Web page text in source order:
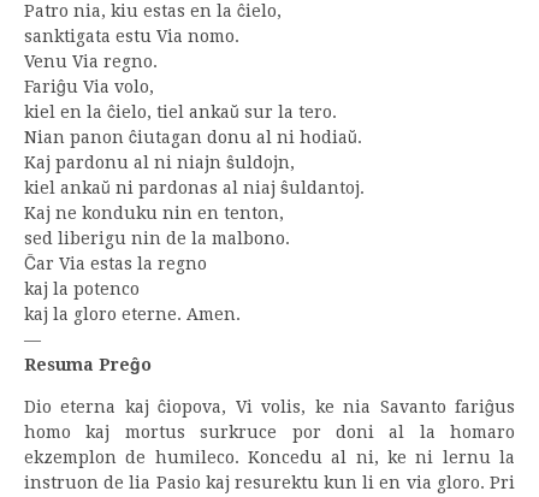
Patro nia, kiu estas en la ĉielo,
sanktigata estu Via nomo.
Venu Via regno.
Fariĝu Via volo,
kiel en la ĉielo, tiel ankaŭ sur la tero.
Nian panon ĉiutagan donu al ni hodiaŭ.
Kaj pardonu al ni niajn ŝuldojn,
kiel ankaŭ ni pardonas al niaj ŝuldantoj.
Kaj ne konduku nin en tenton,
sed liberigu nin de la malbono.
Ĉar Via estas la regno
kaj la potenco
kaj la gloro eterne. Amen.
—
Resuma Preĝo
Dio eterna kaj ĉiopova, Vi volis, ke nia Savanto fariĝus
homo kaj mortus surkruce por doni al la homaro
ekzemplon de humileco. Koncedu al ni, ke ni lernu la
instruon de lia Pasio kaj resurektu kun li en via gloro. Pri